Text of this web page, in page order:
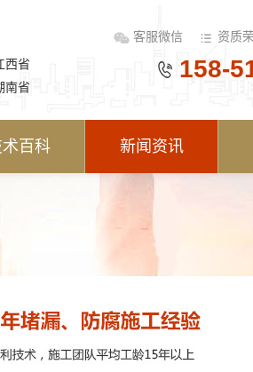
西省
南省
客服微信 资质
158-
术百科 新闻资讯